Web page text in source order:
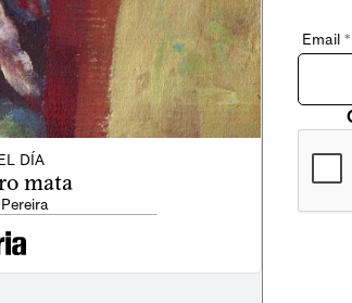
DÍA
mata
Email *